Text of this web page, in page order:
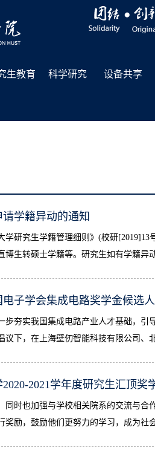
生教育 科学研究 设备共享
学籍异动的通知
学研究生学籍管理细则》(校研
博生转硕士学籍等。研究生如有学籍
电子学会集成电路奖学金候选
步夯实我国集成电路产业人才基础，
议下，在上海壁仞智能科技有限公司、
2021学年度研究生汇顶奖
同时也加强与学校相关院系的交流与合
奖励，鼓励他们更努力的学习，成为社